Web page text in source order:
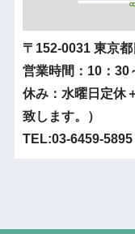
〒152-0031 東京
営業時間：10：30
休み：水曜日定休
致します。）
TEL:03-6459-5895